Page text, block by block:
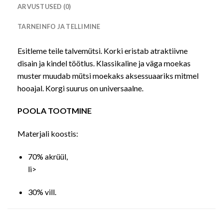
ARVUSTUSED (0)
TARNEINFO JA TELLIMINE
Esitleme teile talvemütsi. Korki eristab atraktiivne
disain ja kindel töötlus. Klassikaline ja väga moekas
muster muudab mütsi moekaks aksessuaariks mitmel
hooajal. Korgi suurus on universaalne.
POOLA TOOTMINE
Materjali koostis:
70% akrüül,
li>
30% vill.